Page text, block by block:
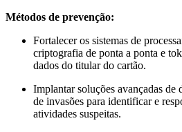
Métodos de prevenção:
Fortalecer os sistemas de
criptografia de ponta a ponta e
dados do titular do cartão.
Implantar soluções avançadas de
de invasões para identificar e
atividades suspeitas.